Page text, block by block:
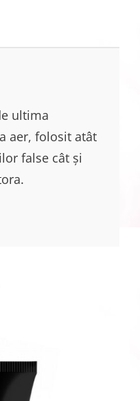
ultima
aer, folosit atât
false cât și